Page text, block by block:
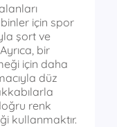
için spor
şort ve
bir
için daha
düz
renk
kullanmaktır.